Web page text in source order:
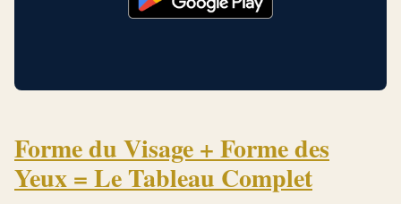
Forme du Visage + Forme des
Yeux = Le Tableau Complet